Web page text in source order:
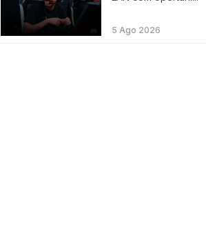
MOUZ surpreende Spirit para vencer BLAST
Bounty
5 Ago 2026